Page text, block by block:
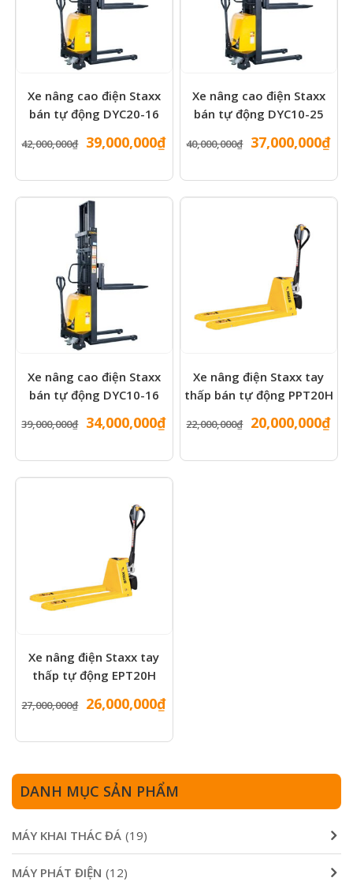
Xe nâng cao điện Staxx
bán tự động DYC20-16
42,000,000₫ Giá
là:
42,000,000₫.
39,000,000₫Giá
tại
là:
Xe nâng cao điện Staxx
bán tự động DYC10-25
40,000,000₫ Giá
là:
40,000,000₫.
37,000,000₫Giá
tại
là:
Xe nâng cao điện Staxx
bán tự động DYC10-16
39,000,000₫ Giá
là:
39,000,000₫.
34,000,000₫Giá
tại
là:
Xe nâng điện Staxx tay
thấp bán tự động PPT20H
22,000,000₫ Giá
là:
20,000,000₫Giá
tại
Xe nâng điện Staxx tay
thấp tự động EPT20H
27,000,000₫ Giá
là:
26,000,000₫Giá
tại
26,000,000₫.
DANH MỤC SẢN PHẨM
MÁY KHAI THÁC ĐÁ (19)
MÁY PHÁT ĐIỆN (12)